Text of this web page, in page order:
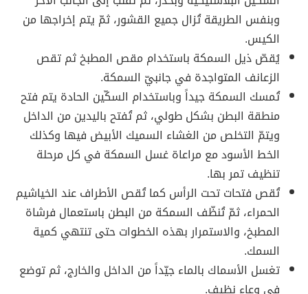
وبنفس الطريقة تُزال جميع القشور، ثمّ يتم إخراجها من
الكيس.
يُقصّ ذيل السمكة باستخدام مقص المطبخ ثم تقص
الزعانف المتواجدة في جانبيّ السمكة.
تُمسك السمكة جيداً وباستخدام السكّين الحادة يتم فتح
منطقة البطن بشكل طولي، ثم تُفتح باليدين من الداخل
ويتمّ التخلص من الغشاء السميك الأبيض فيها وكذلك
الخط الأسود مع مراعاة غسل السمكة في كل مرحلة
تنظيف تمر بها.
تُقص فتحات تحت الرأس كما تُقص الأطراف عند الخياشيم
الحمراء، ثمّ تُنظّف السمكة من البطن باستعمال فرشاة
المطبخ، والاستمرار بهذه الخطوات حتى تنتهي كمية
السمك.
تغسل الأسماك بالماء جيّداً من الداخل والخارج، ثم توضع
في وعاءٍ نظيف.